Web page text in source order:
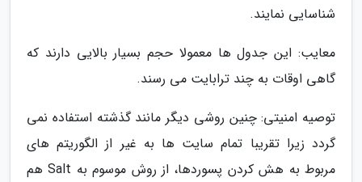
شناسایی نمایند.
معایب: این جدول ها معمولا حجم بسیار بالایی دارند که
گاهی اوقات به چند ترابایت می رسند.
توصیه امنیتی: چنین روشی دیگر مانند گذشته استفاده نمی
گردد زیرا تقریبا تمام سایت ها به غیر از الگوریتم های
مربوط به هش کردن پسوردها، از روش موسوم به Salt هم